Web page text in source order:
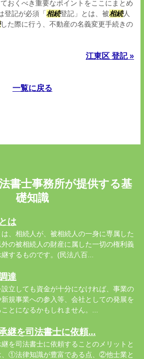
おくべき重要なポイントをここにまとめ
登記が必須「 相続登記」とは、被相続人
した際に行う、不動産の名義変更手続きの
江東区 登記 »
一覧に戻る
書士事務所が提供する基
礎知識
は
、相続人が、被相続人の一身に専属した
外の被相続人の財産に属した一切の権利義
するものです。(民法八百...
達
立しても資金が十分になければ、事業の
規事業への参入等、会社としての発展を
とになるかもしれません。...
継を司法書士に依頼...
を司法書士に依頼することのメリットと
、①法律知識が豊富である点、②他士業と